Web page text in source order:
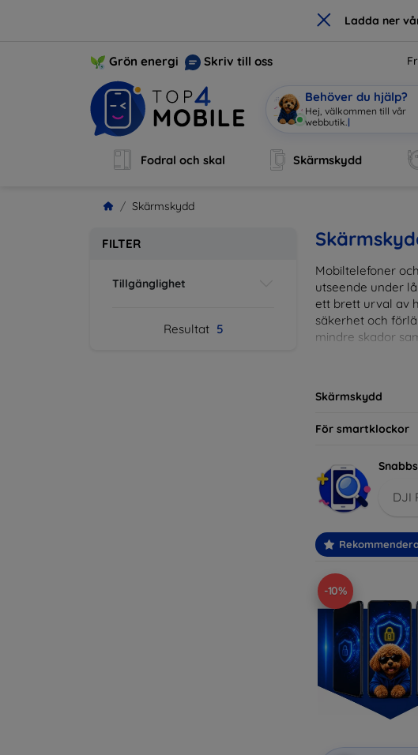
× Ladda ner
Grön energi Skriv till oss
Behöver du hjälp?
Hej, välkommen till vår
webbutik. |
Fodral och skal Skärmskydd
Skärmskydd
FILTER
Tillgänglighet
Resultat 5
Mobiltelefoner
utseende under
ett brett urval av
säkerhet och
mindre skador
modeller, vilket
Skärmskydd
För smartklockor
DJI
-10%